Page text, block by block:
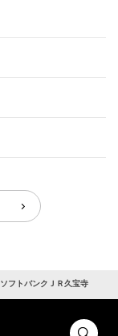
ソフトバンクＪＲ久宝寺